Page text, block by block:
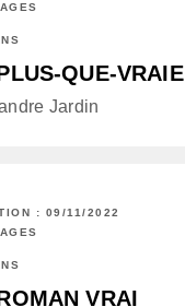
QUE-VRAIE
Jardin
: 09/11/2022
VRAI